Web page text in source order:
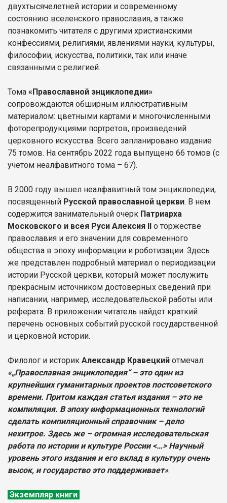
двухтысячелетней истории и современному
состоянию вселенского православия, а также
познакомить читателя с другими христианскими
конфессиями, религиями, явлениями науки, культуры,
философии, искусства, политики, так или иначе
связанными с религией.
Тома «Православной энциклопедии»
сопровождаются обширным иллюстративным
материалом: цветными картами и многочисленными
фоторепродукциями портретов, произведений
церковного искусства. Всего запланировано издание
75 томов. На сентябрь 2022 года выпущено 66 томов (с
учетом неалфавитного тома – 67).
В 2000 году вышел неалфавитный том энциклопедии,
посвященный Русской православной церкви. В нем
содержится занимательный очерк Патриарха
Московского и всея Руси Алексия II о торжестве
православия и его значении для современного
общества в эпоху информации и роботизации. Здесь
же представлен подробный материал о периодизации
истории Русской церкви, который может послужить
прекрасным источником достоверных сведений при
написании, например, исследовательской работы или
реферата. В приложении читатель найдет краткий
перечень основных событий русской государственной
и церковной истории.
Филолог и историк Александр Кравецкий отмечал:
«„Православная энциклопедия“ – это один из
крупнейших гуманитарных проектов постсоветского
времени. Притом каждая статья издания – это не
компиляция. В эпоху информационных технологий
сделать компиляционный справочник – дело
нехитрое. Здесь же – огромная исследовательская
работа по истории и культуре России <…> Научный
уровень этого издания и его вклад в культуру очень
высок, и государство это поддерживает».
Экземпляр книги